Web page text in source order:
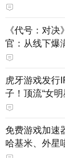
《代号：对
官：从线下爆
待
虎牙游戏发行
子！顶流“女
PY 正版3D消
惊喜曝光
免费游戏加速
哈基米、外星